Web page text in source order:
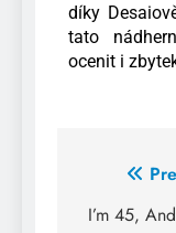
díky
tato
ocenit i
I’m 45,